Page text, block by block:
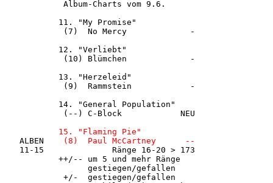
            Album-Charts vom 9.6.
           11. "My Promise"
            (7)  No Mercy             -
           12. "Verliebt"
            (10) Blümchen             -
           13. "Herzeleid"
            (9)  Rammstein            -
           14. "General Population"
            (--) C-Block            NEU
15. "Flaming Pie"
   ALBEN
(8)  Paul McCartney      --
   11-15              Ränge 16-20 > 173
           ++/-- um 5 und mehr Ränge
                 gestiegen/gefallen
            +/-  gestiegen/gefallen